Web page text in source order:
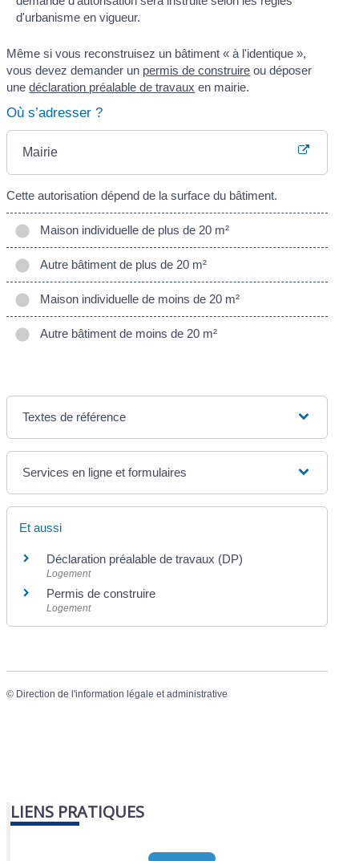
d'urbanisme en vigueur.
Même si vous reconstruisez un bâtiment « à l'identique »,
vous devez demander un permis de construire ou déposer
unedéclaration préalable de travaux en mairie.
Où s’adresser ?
Mairie
Cette autorisation dépend de la surface du bâtiment.
Maison individuelle de plus de 20 m²
Autre bâtiment de plus de 20 m²
Maison individuelle de moins de 20 m²
Autre bâtiment de moins de 20 m²
Textes de référence
Services en ligne et formulaires
Et aussi
Déclaration préalable de travaux (DP)
Logement
Permis de construire
Logement
© Direction de l'information légale et administrative
LIENS PRATIQUES